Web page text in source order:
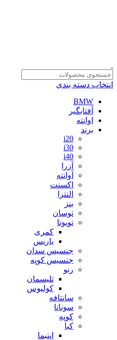
انتخاب دسته بندی
BMW
آفتابگیر
اوانته
برند
i20
i30
i40
آزرا
آوانته
اکسنت
النترا
بنز
توسان
تویوتا
کمری
یاریس
جنسیس سدان
جنسیس کوپه
رنو
تلیسمان
کولیوس
سانتافه
سوناتا
کوپه
کیا
اپتیما